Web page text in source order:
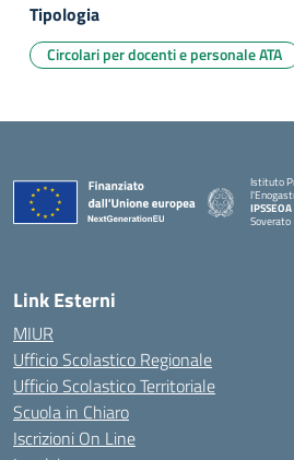
Tipologia
Circolari per docenti e personale ATA
Istituto
IPSSEOA
Soverato
Link Esterni
MIUR
Ufficio Scolastico Regionale
Ufficio Scolastico Territoriale
Scuola in Chiaro
Iscrizioni On Line